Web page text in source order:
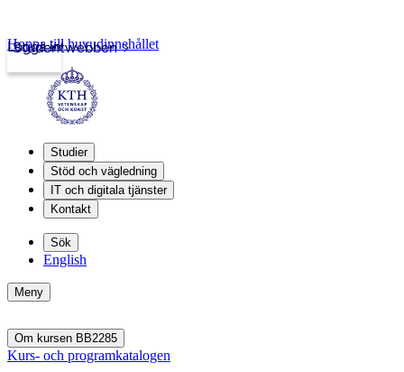
Studentwebben
Logga in
Hoppa till huvudinnehållet
Studier
Stöd och vägledning
IT och digitala tjänster
Kontakt
Sök
English
Meny
Om kursen BB2285
Kurs- och programkatalogen